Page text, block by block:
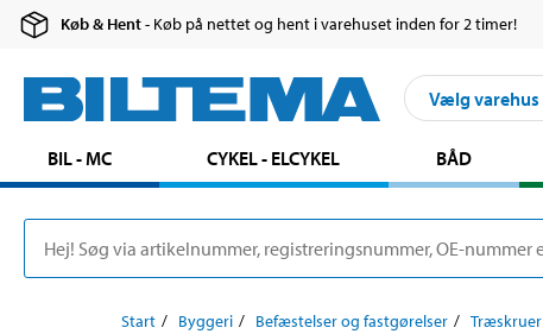
Køb & Hent- Køb på nettet og hent i varehuset inden for 2 timer!
Vælg varehus
BIL - MC CYKEL - ELCYKEL BÅD
Start Byggeri Befæstelser og fastgørelser Træskruer